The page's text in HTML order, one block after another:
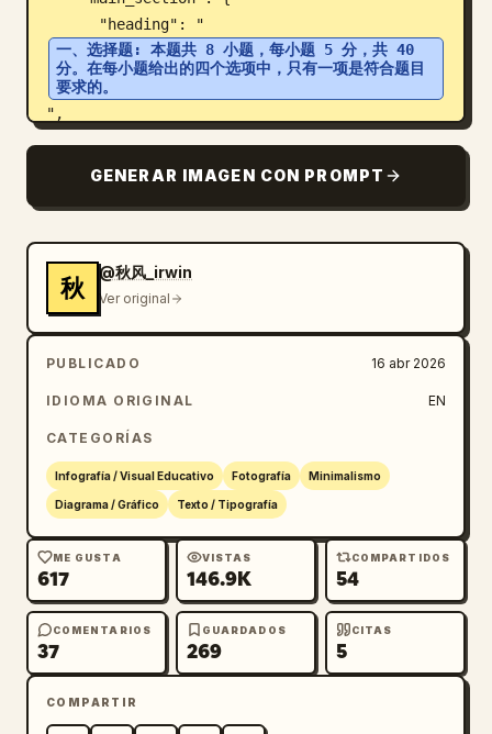
      "heading": "
一、选择题: 本题共 8 小题，每小题 5 分，共 40
分。在每小题给出的四个选项中，只有一项是符合题目
要求的。
",
      "format": "Lista numerada del 1 al 8,
      "topics": [
        "Intersección de conjuntos",
        "Números complejos",
        "Vectores y trigonometría",
        "Geometría sólida",
cono",
        "Gráfico de función trigonométrica"
      ],
      "diagrams": {
        "count": 2,
        "descriptions": [
          "Un dibujo lineal en 3D de un cubo
con líneas discontinuas internas ubicado
GENERAR IMAGEN CON PROMPT
秋
@秋风_irwin
Ver original
PUBLICADO 16 abr 2026
IDIOMA ORIGINAL EN
CATEGORÍAS
Infografía / Visual Educativo Fotografía Minimalismo
Diagrama / Gráfico Texto / Tipografía
ME GUSTA
617
VISTAS
146.9K
COMPARTIDOS
54
COMENTARIOS
37
GUARDADOS
269
CITAS
5
COMPARTIR